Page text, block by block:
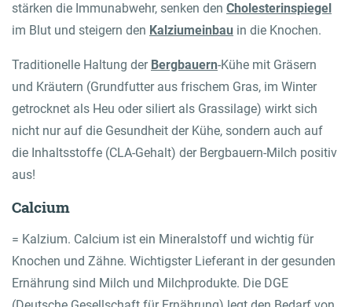
stärken die Immunabwehr, senken den Cholesterinspiegel
im Blut und steigern den Kalziumeinbau in die Knochen.
Traditionelle Haltung der Bergbauern-Kühe mit Gräsern
und Kräutern (Grundfutter aus frischem Gras, im Winter
getrocknet als Heu oder siliert als Grassilage) wirkt sich
nicht nur auf die Gesundheit der Kühe, sondern auch auf
die Inhaltsstoffe (CLA-Gehalt) der Bergbauern-Milch positiv
aus!
Calcium
= Kalzium. Calcium ist ein Mineralstoff und wichtig für
Knochen und Zähne. Wichtigster Lieferant in der gesunden
Ernährung sind Milch und Milchprodukte. Die DGE